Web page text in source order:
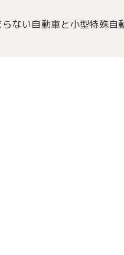
ない自動車と小型特殊自